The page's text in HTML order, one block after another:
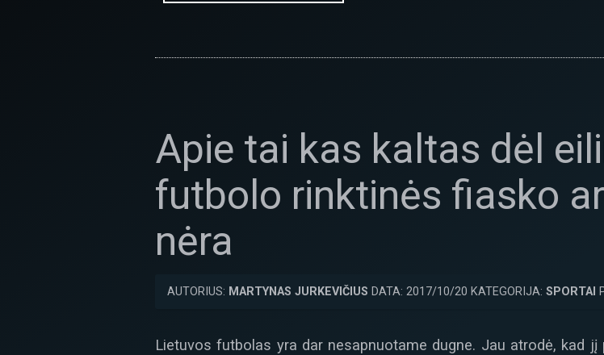
Apie tai kas kaltas dėl
futbolo rinktinės fiasko
nėra
AUTORIUS: MARTYNAS JURKEVIČIUS DATA: 2017/10/20 KATEGORIJA: SPORTAI
Lietuvos futbolas yra dar nesapnuotame dugne. Jau atrodė, kad